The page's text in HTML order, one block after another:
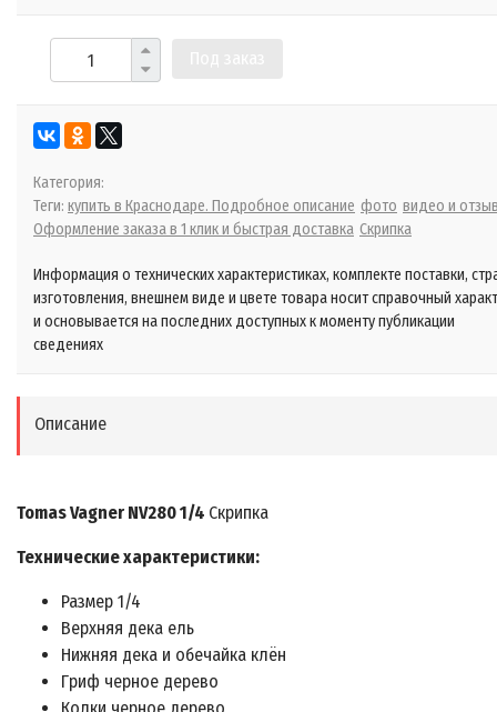
Категория:
Теги: купить в Краснодаре. Подробное описание фото видео и
Оформление заказа в 1 клик и быстрая доставка Скрипка
Информация о технических характеристиках, комплекте поставки,
изготовления, внешнем виде и цвете товара носит справочный
и основывается на последних доступных к моменту публикации
сведениях
Описание
Tomas Vagner NV280 1/4 Скрипка
Технические характеристики:
Размер 1/4
Верхняя дека ель
Нижняя дека и обечайка клён
Гриф черное дерево